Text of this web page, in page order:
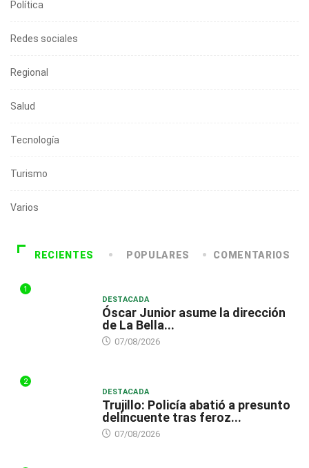
Política
Redes sociales
Regional
Salud
Tecnología
Turismo
Varios
RECIENTES POPULARES COMENTARIOS
1
DESTACADA
Óscar Junior asume la dirección
de La Bella...
07/08/2026
2
DESTACADA
Trujillo: Policía abatió a presunto
delincuente tras feroz...
07/08/2026